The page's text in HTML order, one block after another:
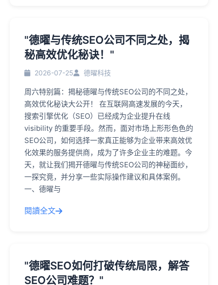
"德曜与传统SEO公司不同之处，揭
秘高效优化秘诀！"
2026-07-25 德曜科技
周六特别篇：揭秘德曜与传统SEO公司的不同之处，
高效优化秘诀大公开！ 在互联网高速发展的今天，
搜索引擎优化（SEO）已经成为企业提升在线
visibility 的重要手段。然而，面对市场上形形色色的
SEO公司，如何选择一家真正能够为企业带来高效优
化效果的服务提供商，成为了许多企业主的难题。今
天，就让我们揭开德曜与传统SEO公司的神秘面纱，
一探究竟，并分享一些实际操作建议和具体案例。
一、德曜与
閱讀全文
"德曜SEO如何打破传统局限，解答
SEO公司难题？"